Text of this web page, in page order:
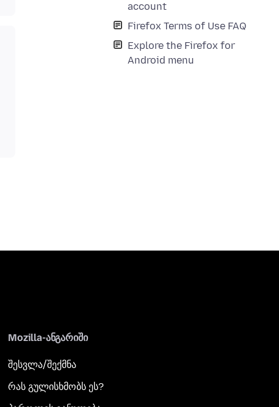
account
Firefox Terms of Use FAQ
Explore the Firefox for
Android menu
Mozilla-ანგარიში
შესვლა/შექმნა
რას გულისხმობს ეს?